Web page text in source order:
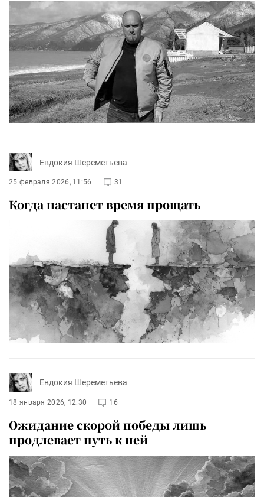
Евдокия Шереметьева
25 февраля 2026, 11:56 31
Когда настанет время прощать
Евдокия Шереметьева
18 января 2026, 12:30 16
Ожидание скорой победы лишь
продлевает путь к ней